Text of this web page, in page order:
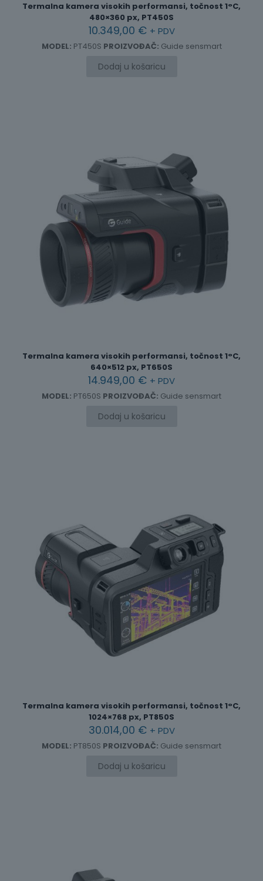
Termalna kamera visokih performansi, točnost 1°C,
480×360 px, PT450S
10.349,00 € + PDV
MODEL: PT450S PROIZVOĐAČ: Guide sensmart
Dodaj u košaricu
Termalna kamera visokih performansi, točnost 1°C,
640×512 px, PT650S
14.949,00 € + PDV
MODEL: PT650S PROIZVOĐAČ: Guide sensmart
Dodaj u košaricu
Termalna kamera visokih performansi, točnost 1°C,
1024×768 px, PT850S
30.014,00 € + PDV
MODEL: PT850S PROIZVOĐAČ: Guide sensmart
Dodaj u košaricu